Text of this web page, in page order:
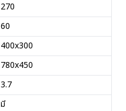
270
60
400x300
780x450
3.7
มี